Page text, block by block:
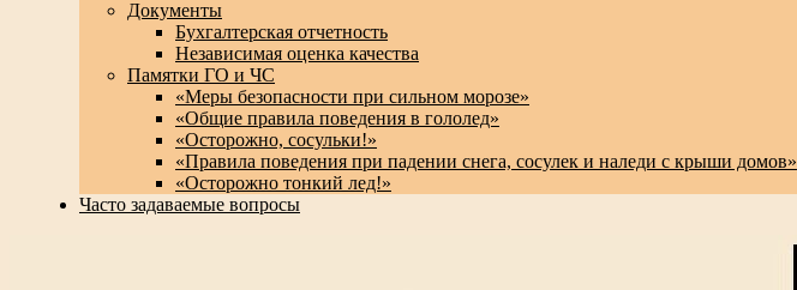
Документы
Бухгалтерская отчетность
Независимая оценка качества
Памятки ГО и ЧС
«Меры безопасности при сильном морозе»
«Общие правила поведения в гололед»
«Осторожно, сосульки!»
«Правила поведения при падении снега, сосулек и наледи с крыши домов»
«Осторожно тонкий лед!»
Часто задаваемые вопросы